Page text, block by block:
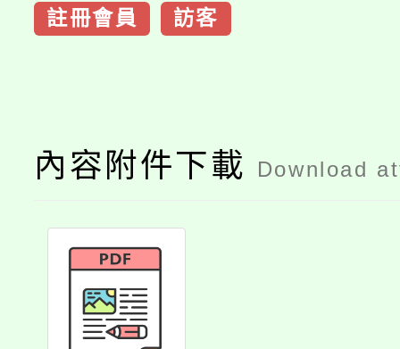
註冊會員 訪客
內容附件下載 Download